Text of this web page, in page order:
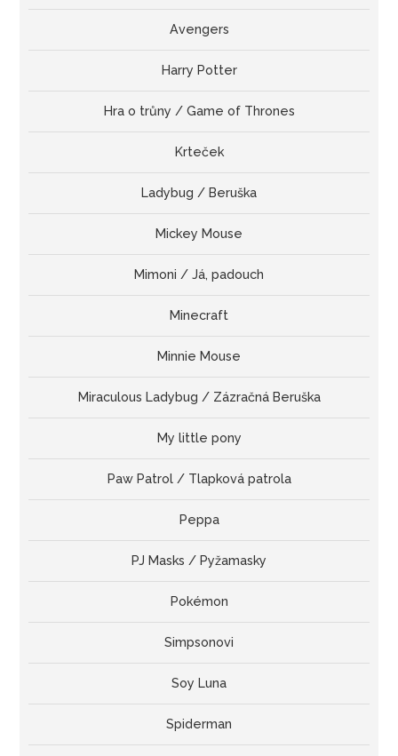
Avengers
Harry Potter
Hra o trůny / Game of Thrones
Krteček
Ladybug / Beruška
Mickey Mouse
Mimoni / Já, padouch
Minecraft
Minnie Mouse
Miraculous Ladybug / Zázračná Beruška
My little pony
Paw Patrol / Tlapková patrola
Peppa
PJ Masks / Pyžamasky
Pokémon
Simpsonovi
Soy Luna
Spiderman